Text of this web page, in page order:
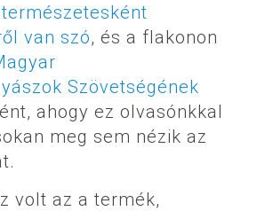
van szó, és a flakonon
Szövetségének
ahogy ez olvasónkkal
meg sem nézik az
volt az a termék,